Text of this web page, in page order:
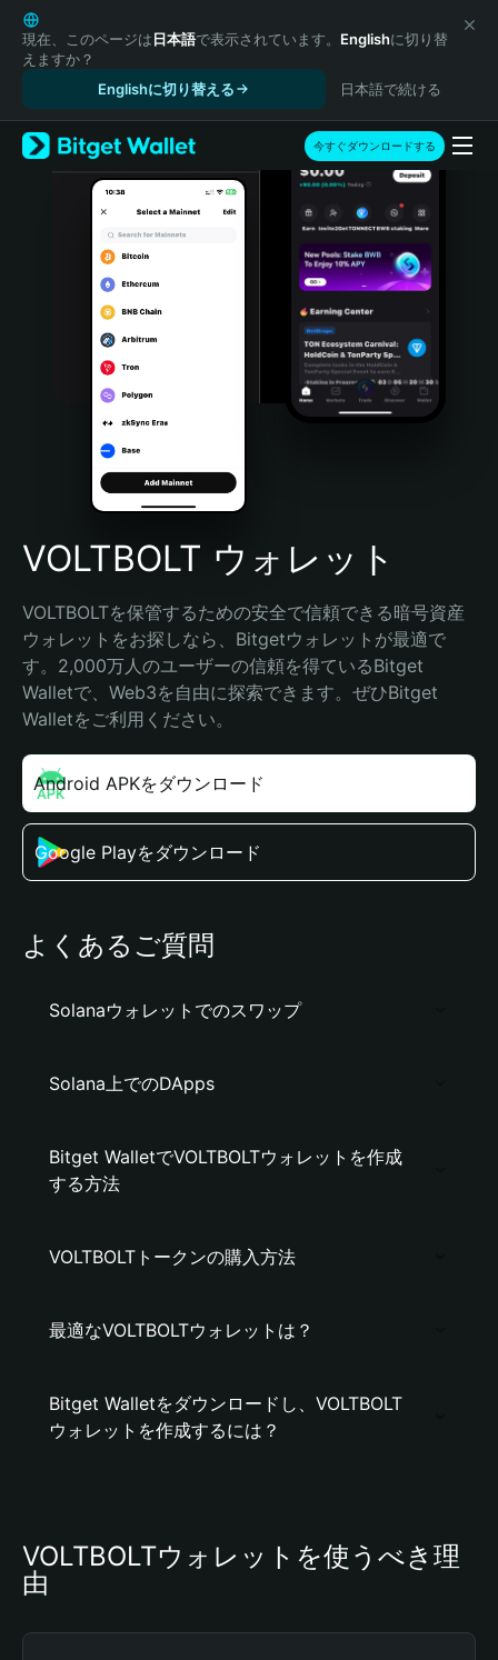
English
日本語
Tiếng Việt
Español (Latinoamérica)
Türkçe
Italiano
Português (Portugal)
Bahasa Indonesia
Português (Brasil)
Español (Argentina)
現在、このページは日本語で表示されています。 Englishに切り替
えますか？
Englishに切り替える
日本語で続ける
今すぐダウンロードする
VOLTBOLT ウォレット
VOLTBOLTを保管するための安全で信頼できる暗号資産
ウォレットをお探しなら、Bitgetウォレットが最適で
す。2,000万人のユーザーの信頼を得ているBitget
Walletで、Web3を自由に探索できます。ぜひBitget
Walletをご利用ください。
Android APKをダウンロード
Google Playをダウンロード
よくあるご質問
Solanaウォレットでのスワップ
Solana上でのDApps
Bitget WalletでVOLTBOLTウォレットを作成
する方法
VOLTBOLTトークンの購入方法
最適なVOLTBOLTウォレットは？
Bitget Walletをダウンロードし、VOLTBOLT
ウォレットを作成するには？
VOLTBOLTウォレットを使うべき理
由